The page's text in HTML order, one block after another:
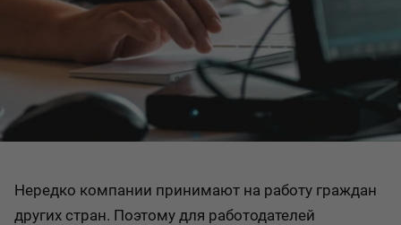
Нередко компании принимают на работу граждан
других стран. Поэтому для работодателей